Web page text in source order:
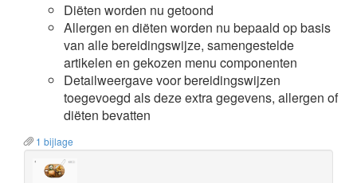
Diëten worden nu getoond
Allergen en diëten worden nu bepaald op basis
van alle bereidingswijze, samengestelde
artikelen en gekozen menu componenten
Detailweergave voor bereidingswijzen
toegevoegd als deze extra gegevens, allergen of
diëten bevatten
1 bijlage